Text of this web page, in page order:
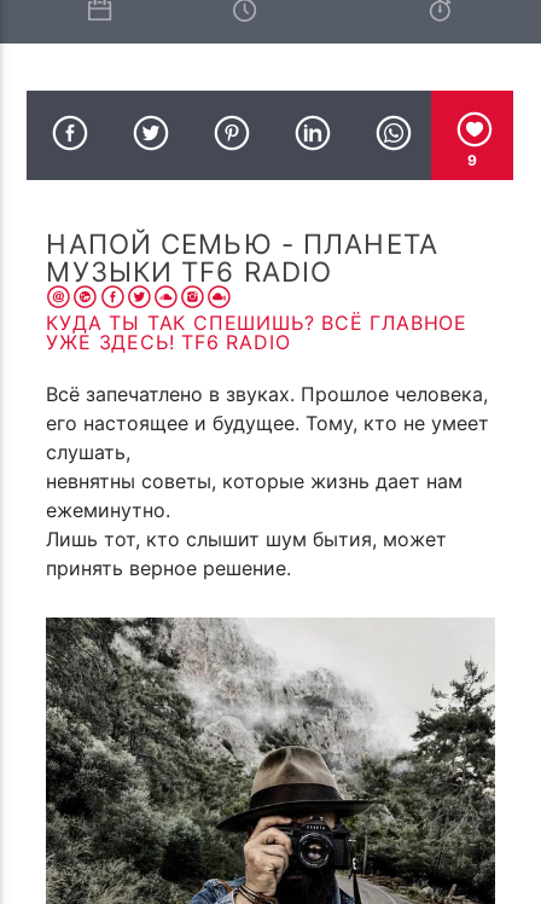
TF R.MELMONT
TF6 Radio
9
НАПОЙ СЕМЬЮ - ПЛАНЕТА
МУЗЫКИ TF6 RADIO
КУДА ТЫ ТАК СПЕШИШЬ? ВСЁ ГЛАВНОЕ
УЖЕ ЗДЕСЬ! TF6 RADIO
Всё запечатлено в звуках. Прошлое человека,
его настоящее и будущее. Тому, кто не умеет
слушать,
невнятны советы, которые жизнь дает нам
ежеминутно.
Лишь тот, кто слышит шум бытия, может
принять верное решение.